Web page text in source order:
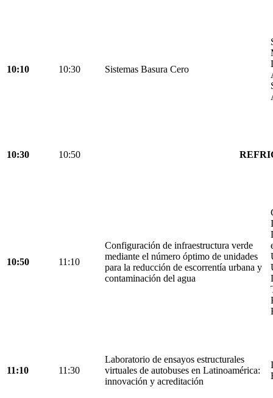
10:10 10:30 Sistemas Basura Cero
10:30 10:50
10:50 11:10
Configuración de infraestructura verde
mediante el número óptimo de unidades
para la reducción de escorrentía urbana y
contaminación del agua
11:10 11:30
Laboratorio de ensayos estructurales
virtuales de autobuses en Latinoamérica:
innovación y acreditación